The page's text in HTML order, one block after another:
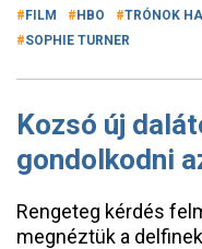
FILM HBO TRÓNOK
SOPHIE TURNER
Kozsó új
gondolkodni
Rengeteg kérdés
megnéztük a